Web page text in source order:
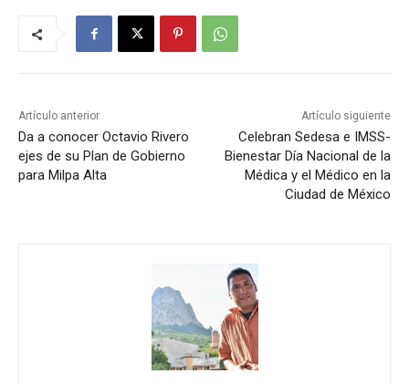
Artículo anterior
Da a conocer Octavio Rivero
ejes de su Plan de Gobierno
para Milpa Alta
Artículo siguiente
Celebran Sedesa e IMSS-
Bienestar Día Nacional de la
Médica y el Médico en la
Ciudad de México